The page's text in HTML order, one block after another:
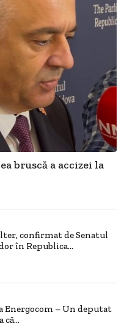
bruscă a accizei la
confirmat de Senatul
în Republica...
Energocom – Un deputat
că...